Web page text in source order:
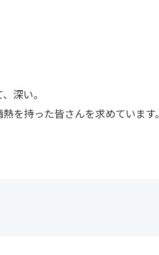
深い。
を持った皆さんを求めています。